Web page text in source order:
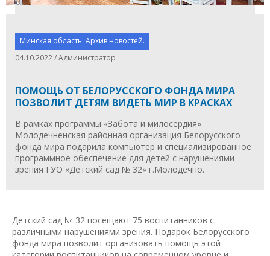
Минская область. Архив новостей.
04.10.2022 / Администратор
ПОМОЩЬ ОТ БЕЛОРУССКОГО ФОНДА МИРА
ПОЗВОЛИТ ДЕТЯМ ВИДЕТЬ МИР В КРАСКАХ
В рамках программы «Забота и милосердия»
Молодечненская районная организация Белорусского
фонда мира подарила компьютер и специализированное
программное обеспечение для детей с нарушениями
зрения ГУО «Детский сад № 32» г.Молодечно.
Детский сад № 32 посещают 75 воспитанников с
различными нарушениями зрения. Подарок Белорусского
фонда мира позволит организовать помощь этой